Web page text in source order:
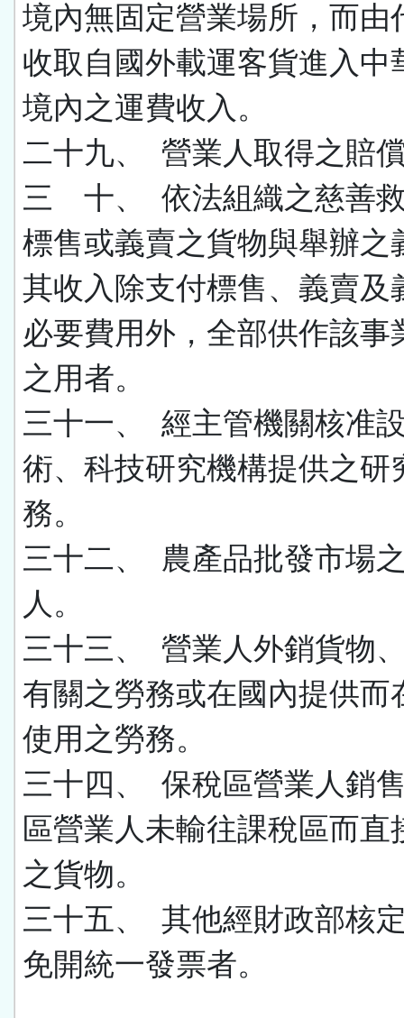
境內無固定營業場所，而由
收取自國外載運客貨進入中
境內之運費收入。
二十九、 營業人取得之賠
三 十、
依法組織之慈善
標售或義賣之貨物與舉辦之
其收入除支付標售、義賣及
必要費用外，全部供作該事
之用者。
三十一、 經主管機關核准
術、科技研究機構提供之研
務。
三十二、 農產品批發市場
人。
三十三、
營業人外銷貨物
有關之勞務或在國內提供而
使用之勞務。
三十四、 保稅區營業人銷
區營業人未輸往課稅區而直
之貨物。
三十五、 其他經財政部核
免開統一發票者。